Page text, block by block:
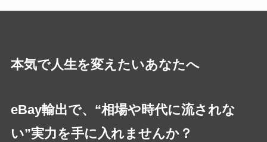
本気で人生を変えたいあなたへ
eBay輸出で、“相場や時代に流されな
い”実力を手に入れませんか？